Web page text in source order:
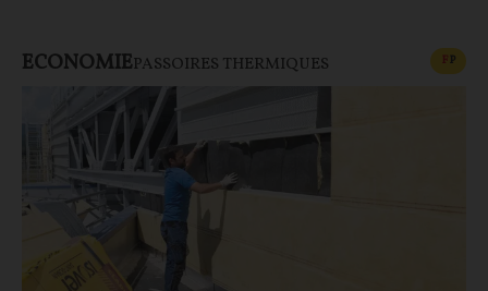
ECONOMIEPASSOIRES THERMIQUES FP